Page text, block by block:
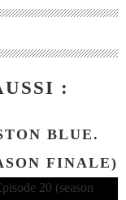
:
BLUE.
FINALE)